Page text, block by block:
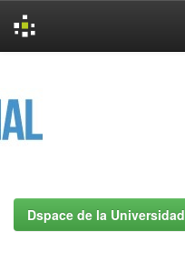
Dspace de la